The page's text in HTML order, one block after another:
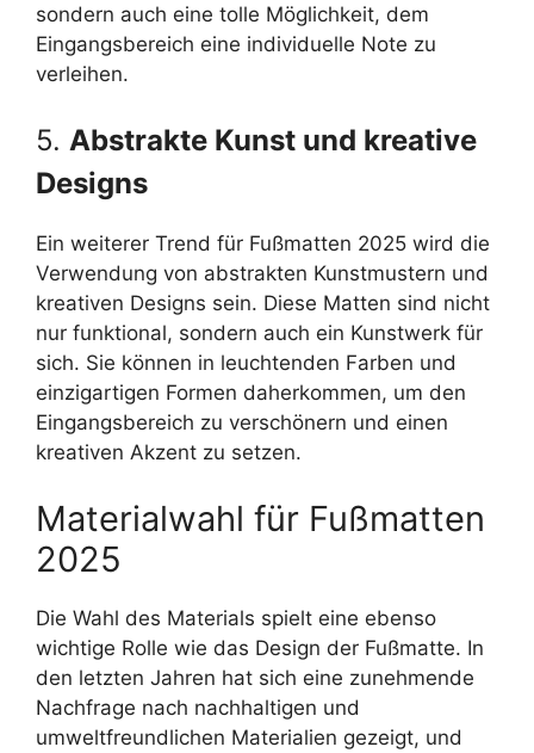
sondern auch eine tolle Möglichkeit, dem
Eingangsbereich eine individuelle Note zu
verleihen.
5. Abstrakte Kunst und kreative
Designs
Ein weiterer Trend für Fußmatten 2025 wird die
Verwendung von abstrakten Kunstmustern und
kreativen Designs sein. Diese Matten sind nicht
nur funktional, sondern auch ein Kunstwerk für
sich. Sie können in leuchtenden Farben und
einzigartigen Formen daherkommen, um den
Eingangsbereich zu verschönern und einen
kreativen Akzent zu setzen.
Materialwahl für Fußmatten
2025
Die Wahl des Materials spielt eine ebenso
wichtige Rolle wie das Design der Fußmatte. In
den letzten Jahren hat sich eine zunehmende
Nachfrage nach nachhaltigen und
umweltfreundlichen Materialien gezeigt, und